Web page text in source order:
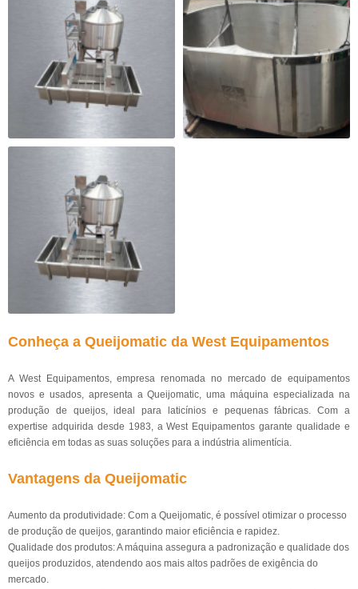
Conheça a Queijomatic da West Equipamentos
A West Equipamentos, empresa renomada no mercado de equipamentos
novos e usados, apresenta a Queijomatic, uma máquina especializada na
produção de queijos, ideal para laticínios e pequenas fábricas. Com a
expertise adquirida desde 1983, a West Equipamentos garante qualidade e
eficiência em todas as suas soluções para a indústria alimentícia.
Vantagens da Queijomatic
Aumento da produtividade: Com a Queijomatic, é possível otimizar o processo
de produção de queijos, garantindo maior eficiência e rapidez.
Qualidade dos produtos: A máquina assegura a padronização e qualidade dos
queijos produzidos, atendendo aos mais altos padrões de exigência do
mercado.